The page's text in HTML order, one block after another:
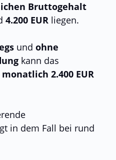
Bruttogehalt
4.200 EUR liegen.
und ohne
kann das
2.400 EUR
in dem Fall bei rund